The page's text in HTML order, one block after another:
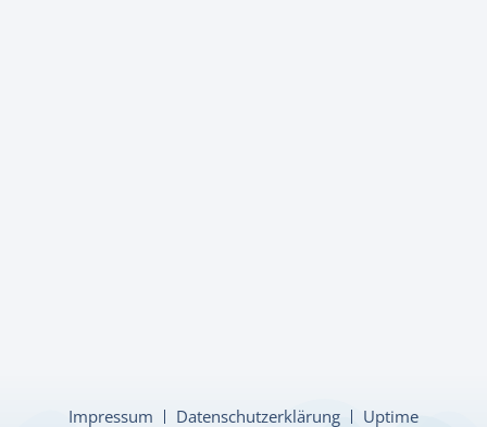
Impressum Datenschutzerklärung Uptime